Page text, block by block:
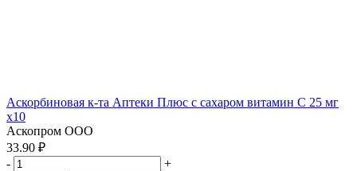
Аскорбиновая к-та Аптеки Плюс с сахаром витамин С 25 мг
x10
Аскопром ООО
33.90 ₽
-
+